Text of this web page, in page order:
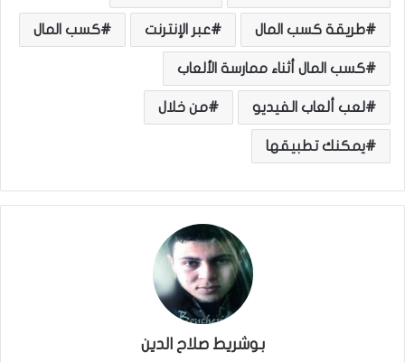
طريقة كسب المال عبر الإنترنت كسب المال
كسب المال أثناء ممارسة الألعاب
لعب ألعاب الفيديو من خلال
يمكنك تطبيقها
بوشريط صلاح الدين